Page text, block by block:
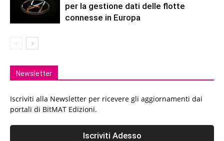
per la gestione dati delle flotte
connesse in Europa
Newsletter
Iscriviti alla Newsletter per ricevere gli aggiornamenti dai
portali di BitMAT Edizioni.